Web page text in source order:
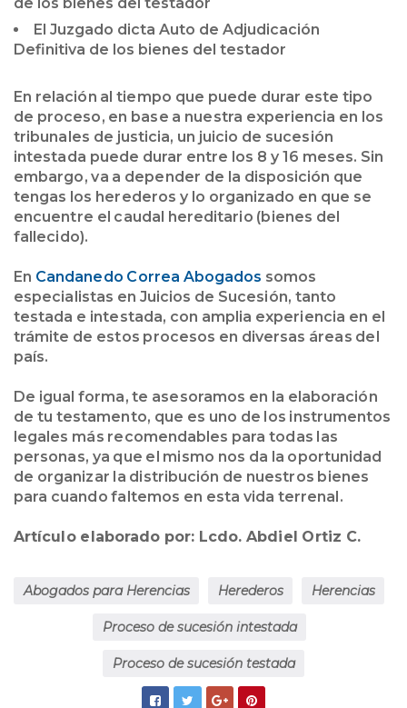
de los bienes del testador
El Juzgado dicta Auto de Adjudicación
Definitiva de los bienes del testador
En relación al tiempo que puede durar este tipo
de proceso, en base a nuestra experiencia en los
tribunales de justicia, un juicio de sucesión
intestada puede durar entre los 8 y 16 meses. Sin
embargo, va a depender de la disposición que
tengas los herederos y lo organizado en que se
encuentre el caudal hereditario (bienes del
fallecido).
En Candanedo Correa Abogados somos
especialistas en Juicios de Sucesión, tanto
testada e intestada, con amplia experiencia en el
trámite de estos procesos en diversas áreas del
país.
De igual forma, te asesoramos en la elaboración
de tu testamento, que es uno de los instrumentos
legales más recomendables para todas las
personas, ya que el mismo nos da la oportunidad
de organizar la distribución de nuestros bienes
para cuando faltemos en esta vida terrenal.
Artículo elaborado por: Lcdo. Abdiel Ortiz C.
Abogados para Herencias Herederos Herencias
Proceso de sucesión intestada
Proceso de sucesión testada